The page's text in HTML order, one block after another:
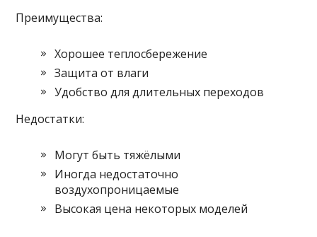
Преимущества:
Хорошее теплосбережение
Защита от влаги
Удобство для длительных переходов
Недостатки:
Могут быть тяжёлыми
Иногда недостаточно
воздухопроницаемые
Высокая цена некоторых моделей